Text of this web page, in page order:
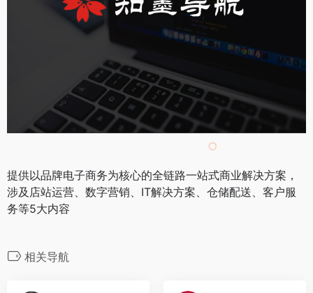
提供以品牌电子商务为核心的全链路一站式商业解决方案，
涉及店站运营、数字营销、IT解决方案、仓储配送、客户服
务等5大内容
相关导航